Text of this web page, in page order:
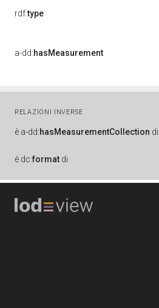
rdf:type
a-dd:hasMeasurement
RELAZIONI INVERSE
è a-dd:hasMeasurementCollection di
è dc:format di